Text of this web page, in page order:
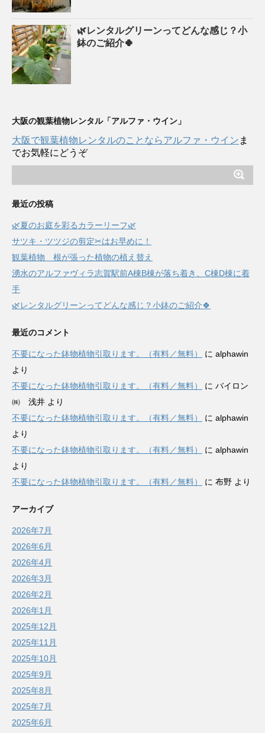
🌿レンタルグリーンってどんな感じ？小
鉢のご紹介🍀
大阪の観葉植物レンタル「アルファ・ウイン」
大阪で観葉植物レンタルのことならアルファ・ウイン ま
でお気軽にどうぞ
最近の投稿
🌿夏のお庭を彩るカラーリーフ🌿
サツキ・ツツジの剪定✂はお早めに！
観葉植物 根が張った植物の植え替え
湧水のアルファヴィラ志賀駅前A棟B棟が落ち着き、C棟D棟に着
手
🌿レンタルグリーンってどんな感じ？小鉢のご紹介🍀
最近のコメント
不要になった鉢物植物引取ります。（有料／無料） に alphawin
より
不要になった鉢物植物引取ります。（有料／無料）
に バイロン
㈱ 浅井 より
不要になった鉢物植物引取ります。（有料／無料）
に alphawin
より
不要になった鉢物植物引取ります。（有料／無料）
に alphawin
より
不要になった鉢物植物引取ります。（有料／無料）
に 布野 より
アーカイブ
2026年7月
2026年6月
2026年4月
2026年3月
2026年2月
2026年1月
2025年12月
2025年11月
2025年10月
2025年9月
2025年8月
2025年7月
2025年6月